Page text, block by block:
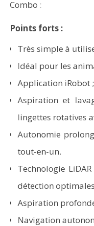
Combo :
Points forts :
Très simple à
Idéal pour les
Application iRobot ;
Aspiration et
lingettes rotatives
Autonomie
tout-en-un.
Technologie
détection
Aspiration
Navigation